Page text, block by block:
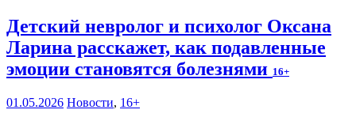
Детский невролог и психолог Оксана
Ларина расскажет, как подавленные
эмоции становятся болезнями 16+
01.05.2026 Новости, 16+